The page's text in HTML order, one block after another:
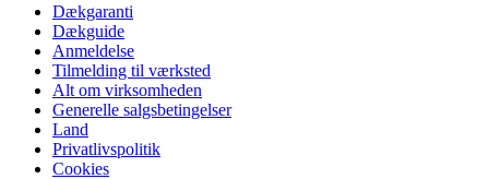
Dækgaranti
Dækguide
Anmeldelse
Tilmelding til værksted
Alt om virksomheden
Generelle salgsbetingelser
Land
Privatlivspolitik
Cookies